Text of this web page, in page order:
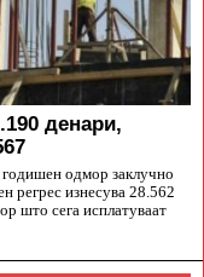
денари,
годишен одмор заклучно
регрес изнесува 28.562
што сега исплатуваат